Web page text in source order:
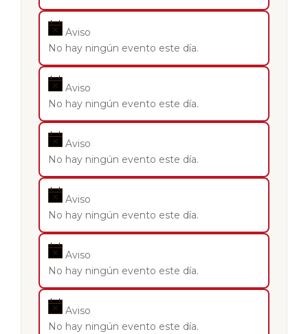
Aviso
No hay ningún evento este día.
Aviso
No hay ningún evento este día.
Aviso
No hay ningún evento este día.
Aviso
No hay ningún evento este día.
Aviso
No hay ningún evento este día.
Aviso
No hay ningún evento este día.